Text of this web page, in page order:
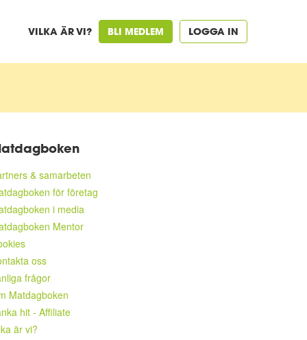
VILKA ÄR VI? BLI MEDLEM LOGGA IN
& samarbeten
för företag
i media
Mentor
oss
frågor
Matdagboken
hit - Affiliate
är vi?